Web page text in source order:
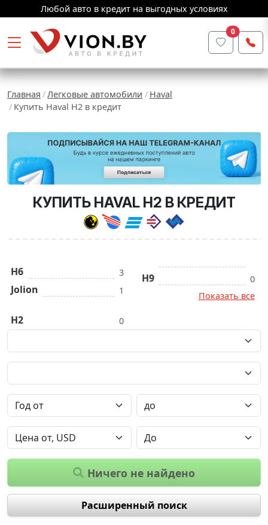
Любой авто в кредит на выгодных условиях
0
Главная Легковые автомобили
Haval
Купить Haval H2 в кредит
КУПИТЬ HAVAL H2 В КРЕДИТ
H6 3
Jolion 1
H2 0
H9
0
Показать все
Ничего не найдено
Расширенный поиск